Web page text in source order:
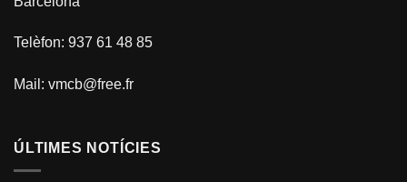
Telèfon: 937 61 48 85
Mail: vmcb@free.fr
ÚLTIMES NOTÍCIES